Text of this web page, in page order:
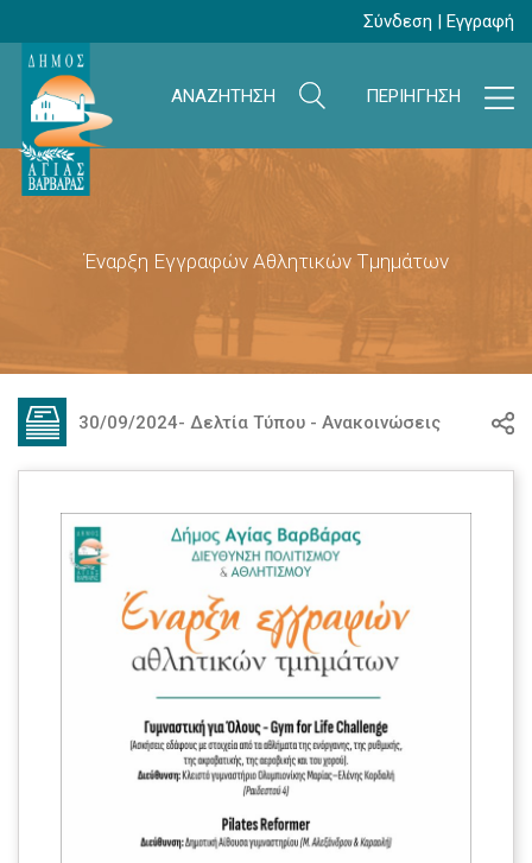
Σύνδεση | Εγγραφή
ΑΝΑΖΗΤΗΣΗ ΠΕΡΙΗΓΗΣΗ
Έναρξη Εγγραφών Αθλητικών Τμημάτων
30/09/2024- Δελτία Τύπου - Ανακοινώσεις